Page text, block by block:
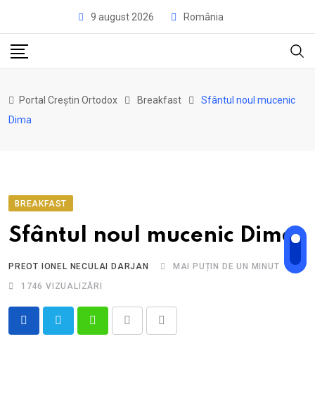
content
9 august 2026 România
Portal Creștin Ortodox Breakfast
Sfântul noul mucenic
Dima
BREAKFAST
Sfântul noul mucenic Dima
PREOT IONEL NECULAI DARJAN
MAI PUȚIN DE UN MINUT
1746 VIZUALIZĂRI